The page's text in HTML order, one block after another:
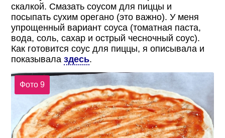
скалкой. Смазать соусом для пиццы и
посыпать сухим орегано (это важно). У меня
упрощенный вариант соуса (томатная паста,
вода, соль, сахар и острый чесночный соус).
Как готовится соус для пиццы, я описывала и
показывалаздесь.
Фото 9